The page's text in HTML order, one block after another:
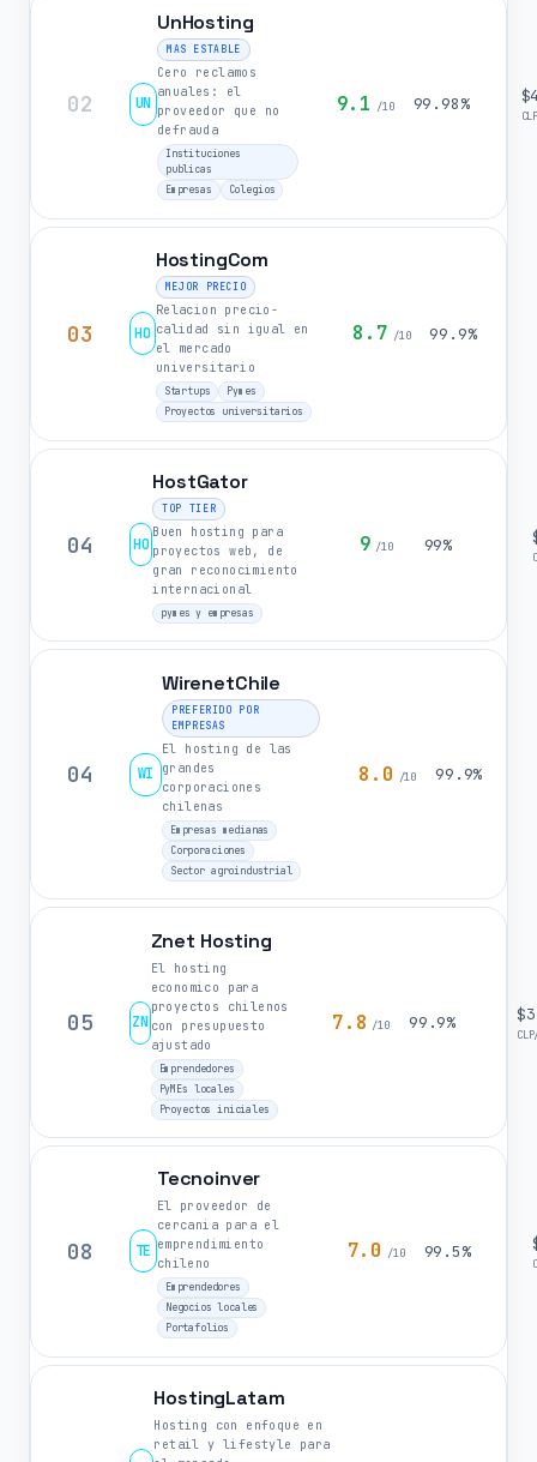
02 UN
UnHosting
MAS ESTABLE
Cero reclamos
anuales: el
proveedor que no
defrauda
Instituciones
publicas
Empresas
Colegios
9.1 /10 99.98%
03 HO
HostingCom
MEJOR PRECIO
Relacion precio-
calidad sin igual en
el mercado
universitario
Startups
Pymes
Proyectos universitarios
8.7 /10 99.9%
04 HO
HostGator
TOP TIER
Buen hosting para
proyectos web, de
gran reconocimiento
internacional
pymes y empresas
9 /10 99%
04 WI
WirenetChile
PREFERIDO POR
EMPRESAS
El hosting de las
grandes
corporaciones
chilenas
Empresas medianas
Corporaciones
Sector agroindustrial
8.0 /10 99.9%
05 ZN
Znet Hosting
El hosting
economico para
proyectos chilenos
con presupuesto
ajustado
Emprendedores
PyMEs locales
Proyectos iniciales
7.8 /10 99.9%
08 TE
Tecnoinver
El proveedor de
cercania para el
emprendimiento
chileno
Emprendedores
Negocios locales
Portafolios
7.0 /10 99.5%
HostingLatam
Hosting con enfoque en
retail y lifestyle para